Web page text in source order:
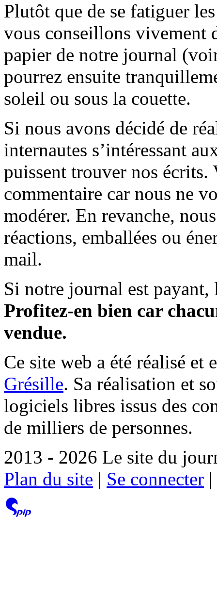
Plutôt que de se fatiguer
vous conseillons vivement
papier de notre journal
pourrez ensuite
soleil ou sous la couette.
Si nous avons décidé de
internautes s’intéressant
puissent trouver nos écrits.
commentaire car nous ne
modérer. En revanche,
réactions, emballées ou
mail.
Si notre journal est payant,
Profitez-en bien car
vendue.
Ce site web a été réalisé et
Grésille. Sa réalisation et
logiciels libres issus des
de milliers de personnes.
2013 - 2026 Le site du
Plan du site | Se connecter |